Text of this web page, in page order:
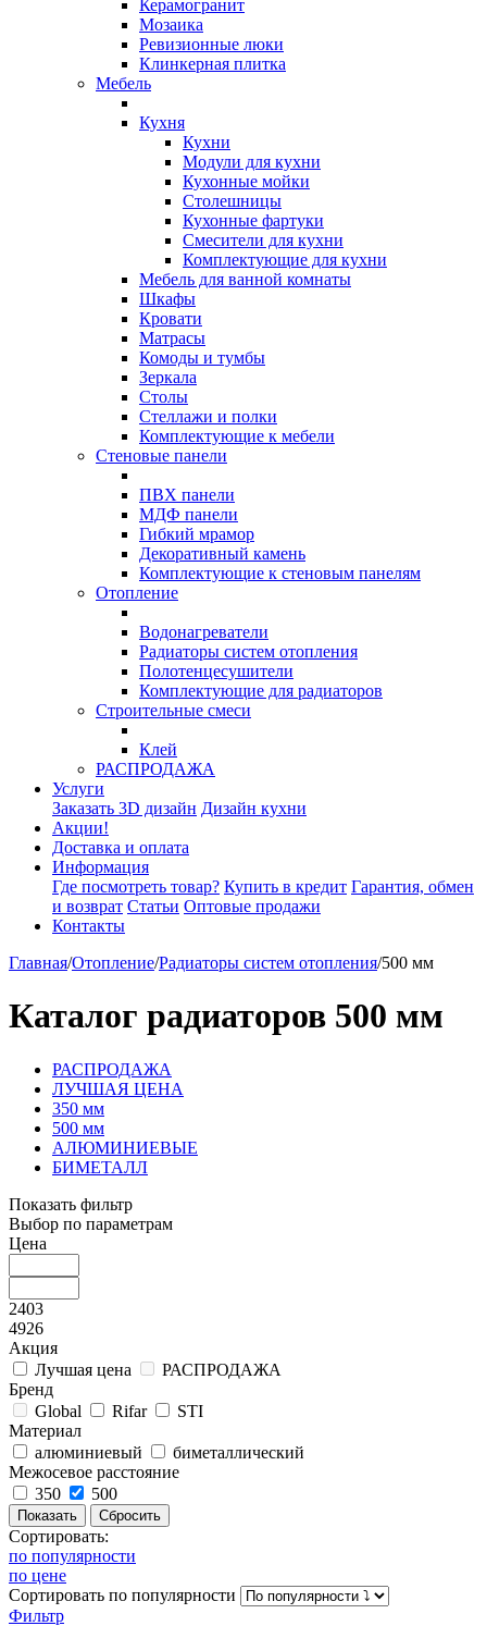
Керамогранит
Мозаика
Ревизионные люки
Клинкерная плитка
Мебель
Кухня
Кухни
Модули для кухни
Кухонные мойки
Столешницы
Кухонные фартуки
Смесители для кухни
Комплектующие для кухни
Мебель для ванной комнаты
Шкафы
Кровати
Матрасы
Комоды и тумбы
Зеркала
Столы
Стеллажи и полки
Комплектующие к мебели
Стеновые панели
ПВХ панели
МДФ панели
Гибкий мрамор
Декоративный камень
Комплектующие к стеновым панелям
Отопление
Водонагреватели
Радиаторы систем отопления
Полотенцесушители
Комплектующие для радиаторов
Строительные смеси
Клей
РАСПРОДАЖА
Услуги
Заказать 3D дизайн Дизайн кухни
Акции!
Доставка и оплата
Информация
Где посмотреть товар? Купить в кредит Гарантия, обмен
и возврат Статьи Оптовые продажи
Контакты
Главная/Отопление/Радиаторы систем отопления/500 мм
Каталог радиаторов 500 мм
РАСПРОДАЖА
ЛУЧШАЯ ЦЕНА
350 мм
500 мм
АЛЮМИНИЕВЫЕ
БИМЕТАЛЛ
Показать фильтр
Выбор по параметрам
Цена
2403
4926
Акция
Лучшая цена
РАСПРОДАЖА
Бренд
Global
Rifar
STI
Материал
алюминиевый
биметаллический
Межосевое расстояние
350
500
Сортировать:
по популярности
по цене
Сортировать по популярности
Фильтр